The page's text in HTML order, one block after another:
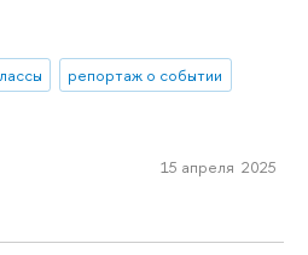
репортаж о событии
15 апреля 2025